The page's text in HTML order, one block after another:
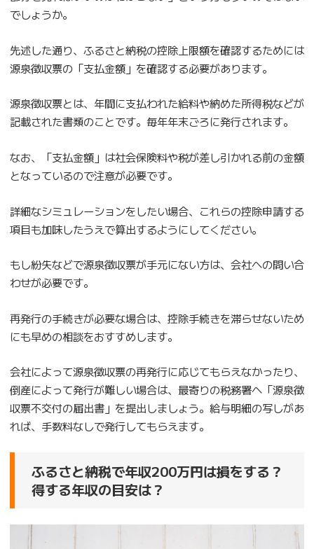
でしょうか。
先述した通り、ふるさと納税の控除上限額を確認するためには
源泉徴収票の「支払金額」を確認する必要があります。
源泉徴収票とは、年間に支払われた給料や納めた所得税などが
記載された書類のことです。毎年年末ごろに発行されます。
なお、「支払金額」は社会保険料や税が差し引かれる前の金額
となっているので注意が必要です。
詳細なシミュレーションをしたい場合、これらの控除申請する
項目も加味したうえで算出するようにしてください。
もし紛失などで源泉徴収票が手元にない方は、会社への問い合
わせが必要です。
再発行の手続きが必要な場合は、控除手続きを滞らせないため
にも早めの相談をおすすめします。
会社によって源泉徴収票の再発行に応じてもらえなかったり、
倒産によって発行が難しい場合は、最寄りの税務署へ「源泉徴
収票不交付の届出書」を提出しましょう。給与明細の写しがあ
れば、手数料なしで発行してもらえます。
ふるさと納税で年収200万円は損をする？
得する年収の目安は？